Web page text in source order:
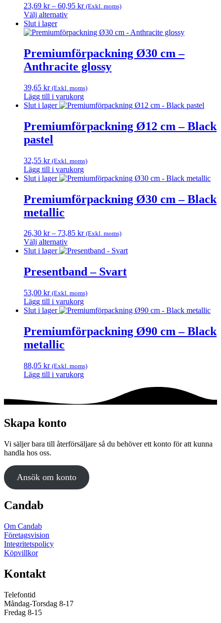
23,69 kr – 60,95 krPrisintervall:
60,95 kr
(Exkl. moms)
Välj alternativ
Den
här
har
flera
varianter.
olika
alternativen
kan
väljas
på
produktsidan
Slut i lager
Premiumförpackning Ø30 cm –
Anthracite glossy
39,65 kr (Exkl. moms)
Lägg till i varukorg
Slut i lager
Premiumförpackning Ø12 cm – Black
pastel
32,55 kr (Exkl. moms)
Lägg till i varukorg
Slut i lager
Premiumförpackning Ø30 cm – Black
metallic
26,30 kr – 73,85 krPrisintervall:
till
(Exkl. moms)
Välj alternativ
Den
produkten
har
varianter.
De
olika
kan
väljas
på
Slut i lager
Presentband – Svart
53,00 kr (Exkl. moms)
Lägg till i varukorg
Slut i lager
Premiumförpackning Ø90 cm – Black
metallic
88,05 kr (Exkl. moms)
Lägg till i varukorg
Skapa konto
Vi säljer bara till återförsäljare så du behöver ett konto för att kunna
handla hos oss.
Ansök om konto
Candab
Om Candab
Företagsvision
Integritetspolicy
Köpvillkor
Kontakt
Telefontid
Måndag-Torsdag 8-17
Fredag 8-15